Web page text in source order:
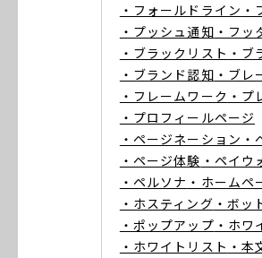
・フォールドライン ・
・プッシュ通知 ・フッ
・ブラックリスト ・ブ
・ブランド認知 ・ブレ
・フレームワーク ・プ
・プロフィールページ
・ページネーション ・
・ページ体験 ・ペイウ
・ペルソナ ・ホームペ
・ホスティング ・ボッ
・ポップアップ ・ホワ
・ホワイトリスト ・本